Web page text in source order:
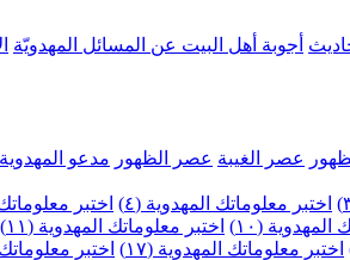
أجوبة أهل البيت عن المسائل المهدويّة
عصر الغيبة عصر الظهور مدعو المهدوية
اختبر معلوماتك المهدوية (٤) اختبر
المهدوية (١٠) اختبر معلوماتك المهدوية (١١)
اختبر معلوماتك المهدوية (١٧) اختبر معلوماتك